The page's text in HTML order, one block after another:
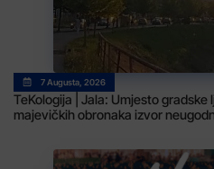
7 Augusta, 2026
TeKologija | Jala: Umjesto
majevičkih obronaka izvor